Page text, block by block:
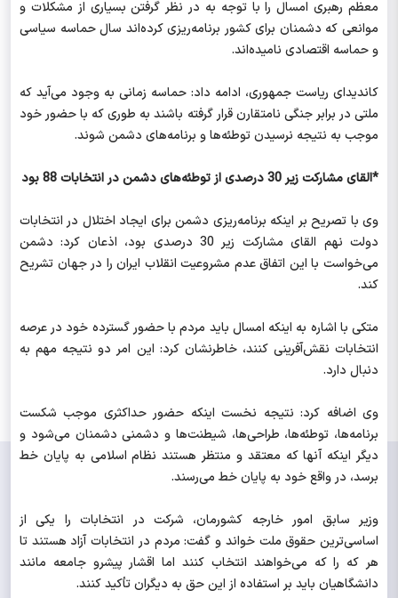
معظم رهبری امسال را با توجه به در نظر گرفتن بسیاری از مشکلات و
موانعی که دشمنان برای کشور برنامه‌ریزی کرده‌اند سال حماسه سیاسی
و حماسه اقتصادی نامیده‌اند.
کاندیدای ریاست جمهوری، ادامه داد: حماسه زمانی به وجود می‌آید که
ملتی در برابر جنگی نامتقارن قرار گرفته باشند به طوری که با حضور خود
موجب به نتیجه نرسیدن توطئه‌ها و برنامه‌های دشمن ‌شوند.
*القای مشارکت زیر 30 درصدی از توطئه‌های دشمن در انتخابات 88 بود
وی با تصریح بر اینکه برنامه‌ریزی دشمن برای ایجاد اختلال در انتخابات
دولت نهم القای مشارکت زیر 30 درصدی بود، اذعان کرد: دشمن
می‌خواست با این اتفاق عدم مشروعیت انقلاب ایران را در جهان تشریح
کند.
متکی با اشاره به اینکه امسال باید مردم با حضور گسترده خود در عرصه
انتخابات نقش‌آفرینی کنند، خاطرنشان کرد: این امر دو نتیجه مهم به
دنبال دارد.
وی اضافه کرد: نتیجه نخست اینکه حضور حداکثری موجب شکست
برنامه‌ها، توطئه‌ها، طراحی‌ها، شیطنت‌ها و دشمنی دشمنان می‌شود و
دیگر اینکه آنها که معتقد و منتظر هستند نظام اسلامی به پایان خط
برسد، در واقع خود به پایان خط می‌رسند.
وزیر سابق امور خارجه کشورمان، شرکت در انتخابات را یکی از
اساسی‌ترین حقوق ملت خواند و گفت: مردم در انتخابات آزاد هستند تا
هر که را که می‌خواهند انتخاب کنند اما اقشار پیشرو جامعه مانند
دانشگاهیان باید بر استفاده از این حق به دیگران تأکید کنند.